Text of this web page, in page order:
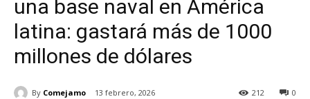
una base naval en América
latina: gastará más de 1000
millones de dólares
By Comejamo 13 febrero, 2026 0
212